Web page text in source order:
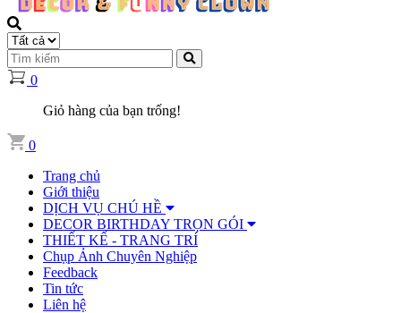
0
Giỏ hàng của bạn trống!
0
Trang chủ
Giới thiệu
DỊCH VỤ CHÚ HỀ
DECOR BIRTHDAY TRỌN GÓI
THIẾT KẾ - TRANG TRÍ
Chụp Ảnh Chuyên Nghiệp
Feedback
Tin tức
Liên hệ